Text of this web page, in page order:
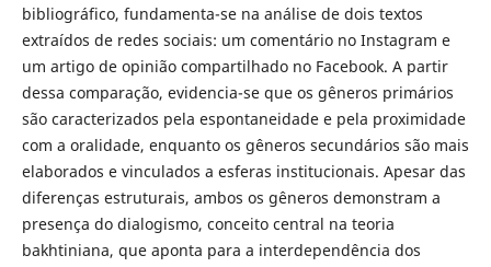
bibliográfico, fundamenta-se na análise de dois textos
extraídos de redes sociais: um comentário no Instagram e
um artigo de opinião compartilhado no Facebook. A partir
dessa comparação, evidencia-se que os gêneros primários
são caracterizados pela espontaneidade e pela proximidade
com a oralidade, enquanto os gêneros secundários são mais
elaborados e vinculados a esferas institucionais. Apesar das
diferenças estruturais, ambos os gêneros demonstram a
presença do dialogismo, conceito central na teoria
bakhtiniana, que aponta para a interdependência dos